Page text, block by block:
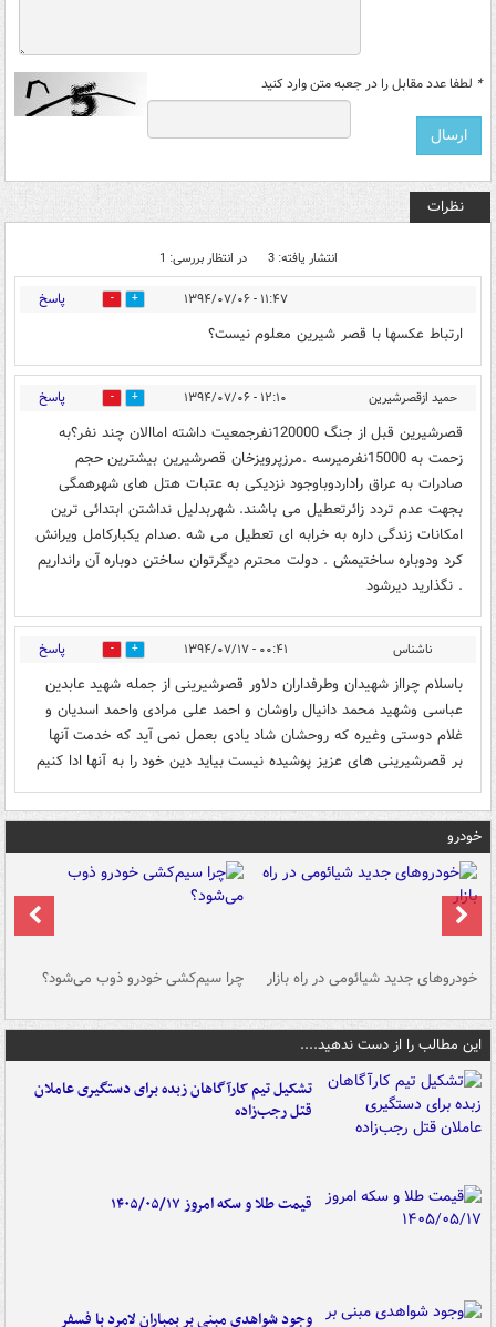
* لطفا عدد مقابل را در جعبه متن وارد کنید
نظرات
انتشار یافته: 3 در انتظار بررسی: 1
۱۱:۴۷ - ۱۳۹۴/۰۷/۰۶ 0 پاسخ
ارتباط عکسها با قصر شیرین معلوم نیست؟
حمید ازقصرشیرین ۱۲:۱۰ - ۱۳۹۴/۰۷/۰۶ 2 پاسخ
قصرشیرین قبل از جنگ 120000نفرجمعیت داشته اماالان چند نفر؟به
زحمت به 15000نفرمیرسه .مرزپرویزخان قصرشیرین بیشترین حجم
صادرات به عراق راداردوباوجود نزدیکی به عتبات هتل های شهرهمگی
بجهت عدم تردد زائرتعطیل می باشند. شهربدلیل نداشتن ابتدائی ترین
امکانات زندگی داره به خرابه ای تعطیل می شه .صدام یکبارکامل ویرانش
کرد ودوباره ساختیمش . دولت محترم دیگرتوان ساختن دوباره آن رانداریم
. نگذارید دیرشود
ناشناس ۰۰:۴۱ - ۱۳۹۴/۰۷/۱۷ 2 پاسخ
باسلام چرااز شهيدان وطرفداران دلاور قصرشیرینی از جمله شهید عابدین
عباسی وشهيد محمد دانیال راوشان و احمد علی مرادی واحمد اسدیان و
غلام دوستی وغیره که روحشان شاد یادی بعمل نمی آید که خدمت آنها
بر قصرشیرینی های عزیز پوشیده نیست بیاید دین خود را به آنها ادا کنیم
خودرو
خودروهای جدید شیائومی در راه بازار چرا سیم‌کشی خودرو ذوب می‌شود؟
این مطالب را از دست ندهید....
تشکیل تیم کارآگاهان زبده برای دستگیری عاملان
قتل رجب‌زاده
قیمت طلا و سکه امروز ۱۴۰۵/۰۵/۱۷
وجود شواهدی مبنی بر بمباران لامرد با فسفر